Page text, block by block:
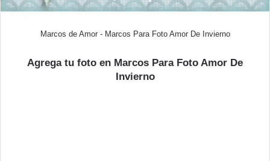
Marcos de Amor - Marcos Para Foto Amor De Invierno
Agrega tu foto en Marcos Para Foto Amor De
Invierno